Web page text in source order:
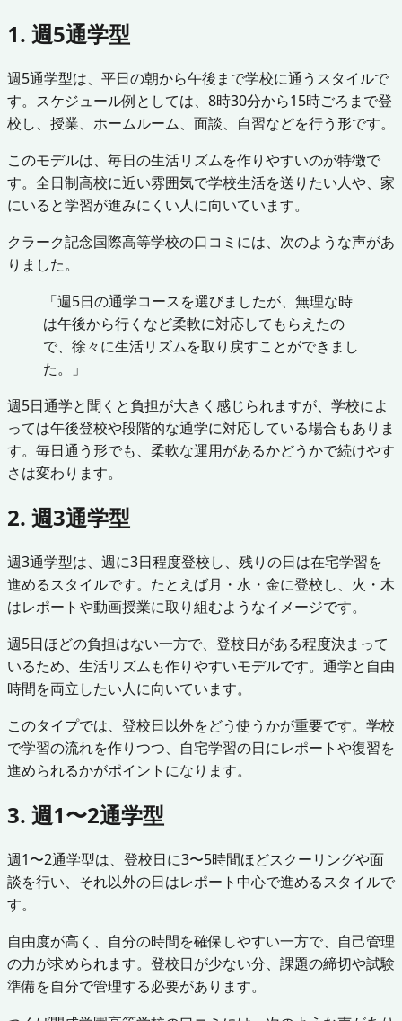
1. 週5通学型
週5通学型は、平日の朝から午後まで学校に通うスタイルで
す。スケジュール例としては、8時30分から15時ごろまで登
校し、授業、ホームルーム、面談、自習などを行う形です。
このモデルは、毎日の生活リズムを作りやすいのが特徴で
す。全日制高校に近い雰囲気で学校生活を送りたい人や、家
にいると学習が進みにくい人に向いています。
クラーク記念国際高等学校の口コミには、次のような声があ
りました。
「週5日の通学コースを選びましたが、無理な時
は午後から行くなど柔軟に対応してもらえたの
で、徐々に生活リズムを取り戻すことができまし
た。」
週5日通学と聞くと負担が大きく感じられますが、学校によ
っては午後登校や段階的な通学に対応している場合もありま
す。毎日通う形でも、柔軟な運用があるかどうかで続けやす
さは変わります。
2. 週3通学型
週3通学型は、週に3日程度登校し、残りの日は在宅学習を
進めるスタイルです。たとえば月・水・金に登校し、火・木
はレポートや動画授業に取り組むようなイメージです。
週5日ほどの負担はない一方で、登校日がある程度決まって
いるため、生活リズムも作りやすいモデルです。通学と自由
時間を両立したい人に向いています。
このタイプでは、登校日以外をどう使うかが重要です。学校
で学習の流れを作りつつ、自宅学習の日にレポートや復習を
進められるかがポイントになります。
3. 週1〜2通学型
週1〜2通学型は、登校日に3〜5時間ほどスクーリングや面
談を行い、それ以外の日はレポート中心で進めるスタイルで
す。
自由度が高く、自分の時間を確保しやすい一方で、自己管理
の力が求められます。登校日が少ない分、課題の締切や試験
準備を自分で管理する必要があります。